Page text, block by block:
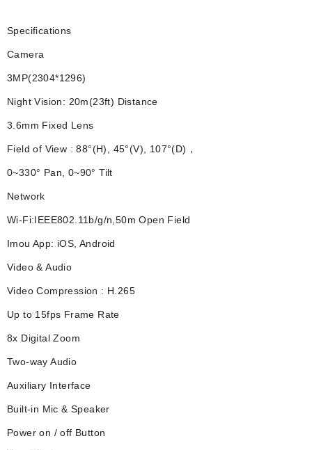
Specifications
Camera
3MP(2304*1296)
Night Vision: 20m(23ft) Distance
3.6mm Fixed Lens
Field of View : 88°(H), 45°(V), 107°(D)，
0~330° Pan, 0~90° Tilt
Network
Wi-Fi:IEEE802.11b/g/n,50m Open Field
Imou App: iOS, Android
Video & Audio
Video Compression : H.265
Up to 15fps Frame Rate
8x Digital Zoom
Two-way Audio
Auxiliary Interface
Built-in Mic & Speaker
Power on / off Button